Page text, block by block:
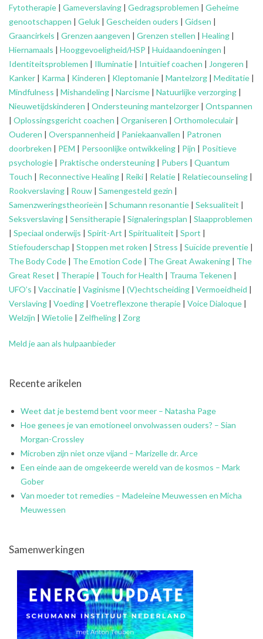
Fytotherapie | Gameverslaving | Gedragsproblemen | Geheime
genootschappen | Geluk | Gescheiden ouders | Gidsen |
Graancirkels | Grenzen aangeven | Grenzen stellen | Healing |
Hiernamaals | Hooggevoeligheid/HSP | Huidaandoeningen |
Identiteitsproblemen | Illuminatie | Intuïtief coachen | Jongeren |
Kanker | Karma | Kinderen | Kleptomanie | Mantelzorg | Meditatie |
Mindfulness | Mishandeling | Narcisme | Natuurlijke verzorging |
Nieuwetijdskinderen | Ondersteuningmantelzorger | Ontspannen
| Oplossingsgericht coachen | Organiseren | Orthomoleculair |
Ouderen | Overspannenheid | Paniekaanvallen | Patronen
doorbreken | PEM | Persoonlijke ontwikkeling | Pijn | Positieve
psychologie | Praktische ondersteuning | Pubers | Quantum
Touch | Reconnective Healing | Reiki | Relatie | Relatiecounseling |
Rookverslaving | Rouw | Samengesteld gezin |
Samenzweringstheorieën | Schumann resonantie | Seksualiteit |
Seksverslaving | Sensitherapie | Signaleringsplan | Slaapproblemen
| Speciaal onderwijs | Spirit-Art | Spiritualiteit | Sport |
Stiefouderschap | Stoppen met roken | Stress | Suïcide preventie |
The Body Code | The Emotion Code | The Great Awakening | The
Great Reset | Therapie | Touch for Health | Trauma Tekenen |
UFO’s | Vaccinatie | Vaginisme | (V)echtscheiding | Vermoeidheid |
Verslaving | Voeding | Voetreflexzone therapie | Voice Dialoque |
Welzijn | Wietolie | Zelfheling | Zorg
Meld je aan als hulpaanbieder
Recente arikelen
Weet dat je bestemd bent voor meer – Natasha Page
Hoe genees je van emotioneel onvolwassen ouders? – Sian
Morgan-Crossley
Microben zijn niet onze vijand – Marizelle dr. Arce
Een einde aan de omgekeerde wereld van de kosmos – Mark
Gober
Van moeder tot remedies – Madeleine Meuwessen en Micha
Meuwessen
Samenwerkingen